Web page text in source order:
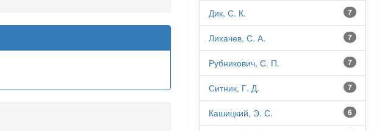
7
Дик, С. К.
7
Лихачев, С. А.
7
Рубникович, С. П.
7
Ситник, Г. Д.
6
Кашицкий, Э. С.